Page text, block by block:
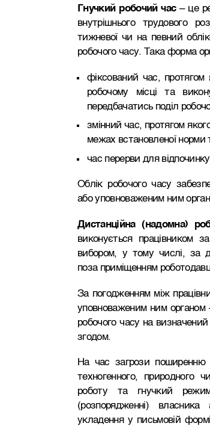
Гнучкий робочий час– це
внутрішнього трудового
тижневої чи на певний
робочого часу. Така форма
фіксований час, протягом
робочому місці та
передбачатись поділ
змінний час, протягом
межах встановленої норми
час перерви для
Облік робочого часу
або уповноваженим ним
Дистанційна (надомна)
виконується працівником
вибором, у тому числі, за
поза приміщенням
За погодженням між
уповноваженим ним
робочого часу на
згодом.
На час загрози поширенню
техногенного, природного
роботу та гнучкий
(розпорядженні)
укладення у письмовій